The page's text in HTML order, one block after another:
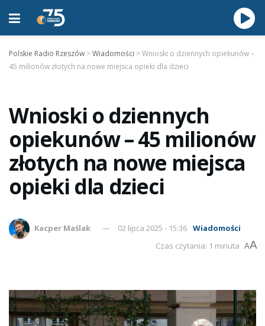
Polskie Radio Rzeszów >Wiadomości >Wnioski o dziennych opiekunów –
45 milionów złotych na nowe miejsca opieki dla dzieci
Wnioski o dziennych
opiekunów – 45 milionów
złotych na nowe miejsca
opieki dla dzieci
Kacper Maślak 02 lipca 2025 - 15:36 Wiadomości
Czas czytania: 1 minuta AA